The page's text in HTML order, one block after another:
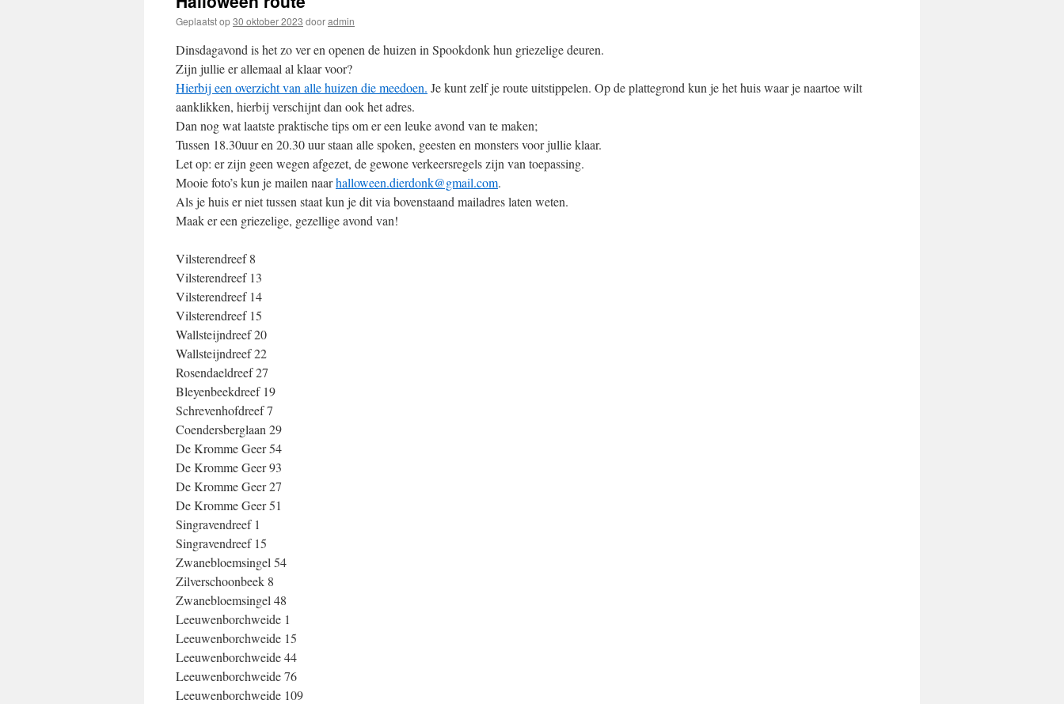
Geplaatst op30 oktober 2023 dooradmin
Dinsdagavond is het zo ver en openen de huizen in Spookdonk hun griezelige deuren.
Zijn jullie er allemaal al klaar voor?
Hierbij een overzicht van alle huizen die meedoen. Je kunt zelf je route uitstippelen. Op de plattegrond kun je het huis waar je naartoe wilt
aanklikken, hierbij verschijnt dan ook het adres.
Dan nog wat laatste praktische tips om er een leuke avond van te maken;
Tussen 18.30uur en 20.30 uur staan alle spoken, geesten en monsters voor jullie klaar.
Let op: er zijn geen wegen afgezet, de gewone verkeersregels zijn van toepassing.
Mooie foto’s kun je mailen naarhalloween.dierdonk@gmail.com.
Als je huis er niet tussen staat kun je dit via bovenstaand mailadres laten weten.
Maak er een griezelige, gezellige avond van!
Vilsterendreef 8
Vilsterendreef 13
Vilsterendreef 14
Vilsterendreef 15
Wallsteijndreef 20
Wallsteijndreef 22
Rosendaeldreef 27
Bleyenbeekdreef 19
Schrevenhofdreef 7
Coendersberglaan 29
De Kromme Geer 54
De Kromme Geer 93
De Kromme Geer 27
De Kromme Geer 51
Singravendreef 1
Singravendreef 15
Zwanebloemsingel 54
Zilverschoonbeek 8
Zwanebloemsingel 48
Leeuwenborchweide 1
Leeuwenborchweide 15
Leeuwenborchweide 44
Leeuwenborchweide 76
Leeuwenborchweide 109